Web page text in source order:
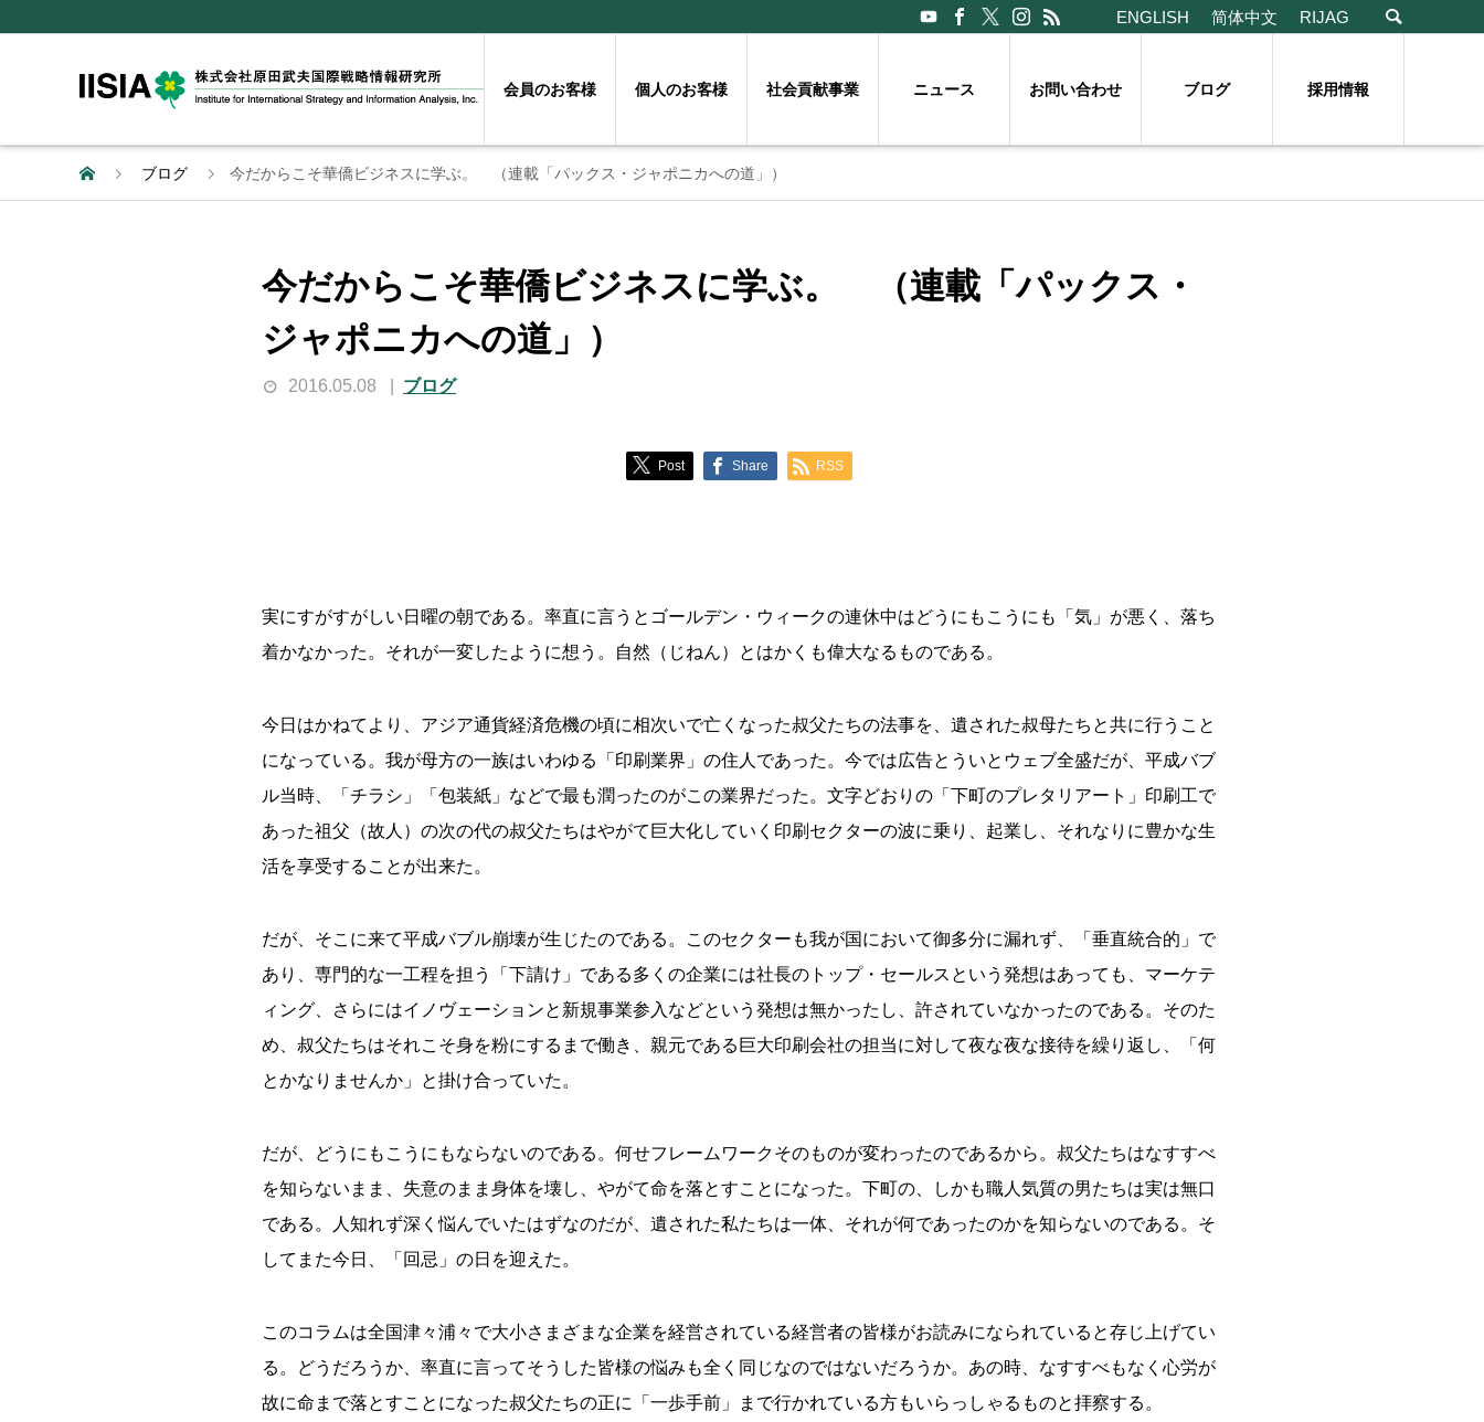
ENGLISH 简体中文 RIJAG
会員のお客様 個人のお客様 社会貢献事業 ニュース お問い合わせ ブログ 採用情報
ブログ 今だからこそ華僑ビジネスに学ぶ。 （連載「パックス・ジャポニカへの道」）
今だからこそ華僑ビジネスに学ぶ。 （連載「パックス・
ジャポニカへの道」）
2016.05.08 ブログ
Post Share RSS
実にすがすがしい日曜の朝である。率直に言うとゴールデン・ウィークの連休中はどうにもこうにも「気」が悪く、落ち
着かなかった。それが一変したように想う。自然（じねん）とはかくも偉大なるものである。
今日はかねてより、アジア通貨経済危機の頃に相次いで亡くなった叔父たちの法事を、遺された叔母たちと共に行うこと
になっている。我が母方の一族はいわゆる「印刷業界」の住人であった。今では広告とういとウェブ全盛だが、平成バブ
ル当時、「チラシ」「包装紙」などで最も潤ったのがこの業界だった。文字どおりの「下町のプレタリアート」印刷工で
あった祖父（故人）の次の代の叔父たちはやがて巨大化していく印刷セクターの波に乗り、起業し、それなりに豊かな生
活を享受することが出来た。
だが、そこに来て平成バブル崩壊が生じたのである。このセクターも我が国において御多分に漏れず、「垂直統合的」で
あり、専門的な一工程を担う「下請け」である多くの企業には社長のトップ・セールスという発想はあっても、マーケテ
ィング、さらにはイノヴェーションと新規事業参入などという発想は無かったし、許されていなかったのである。そのた
め、叔父たちはそれこそ身を粉にするまで働き、親元である巨大印刷会社の担当に対して夜な夜な接待を繰り返し、「何
とかなりませんか」と掛け合っていた。
だが、どうにもこうにもならないのである。何せフレームワークそのものが変わったのであるから。叔父たちはなすすべ
を知らないまま、失意のまま身体を壊し、やがて命を落とすことになった。下町の、しかも職人気質の男たちは実は無口
である。人知れず深く悩んでいたはずなのだが、遺された私たちは一体、それが何であったのかを知らないのである。そ
してまた今日、「回忌」の日を迎えた。
このコラムは全国津々浦々で大小さまざまな企業を経営されている経営者の皆様がお読みになられていると存じ上げてい
る。どうだろうか、率直に言ってそうした皆様の悩みも全く同じなのではないだろうか。あの時、なすすべもなく心労が
故に命まで落とすことになった叔父たちの正に「一歩手前」まで行かれている方もいらっしゃるものと拝察する。